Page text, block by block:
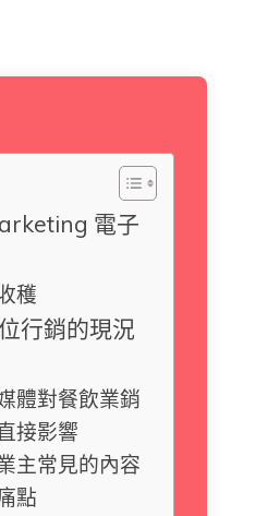
電子
穫
行銷的現況
體對餐飲業銷
接影響
主常見的內容
點